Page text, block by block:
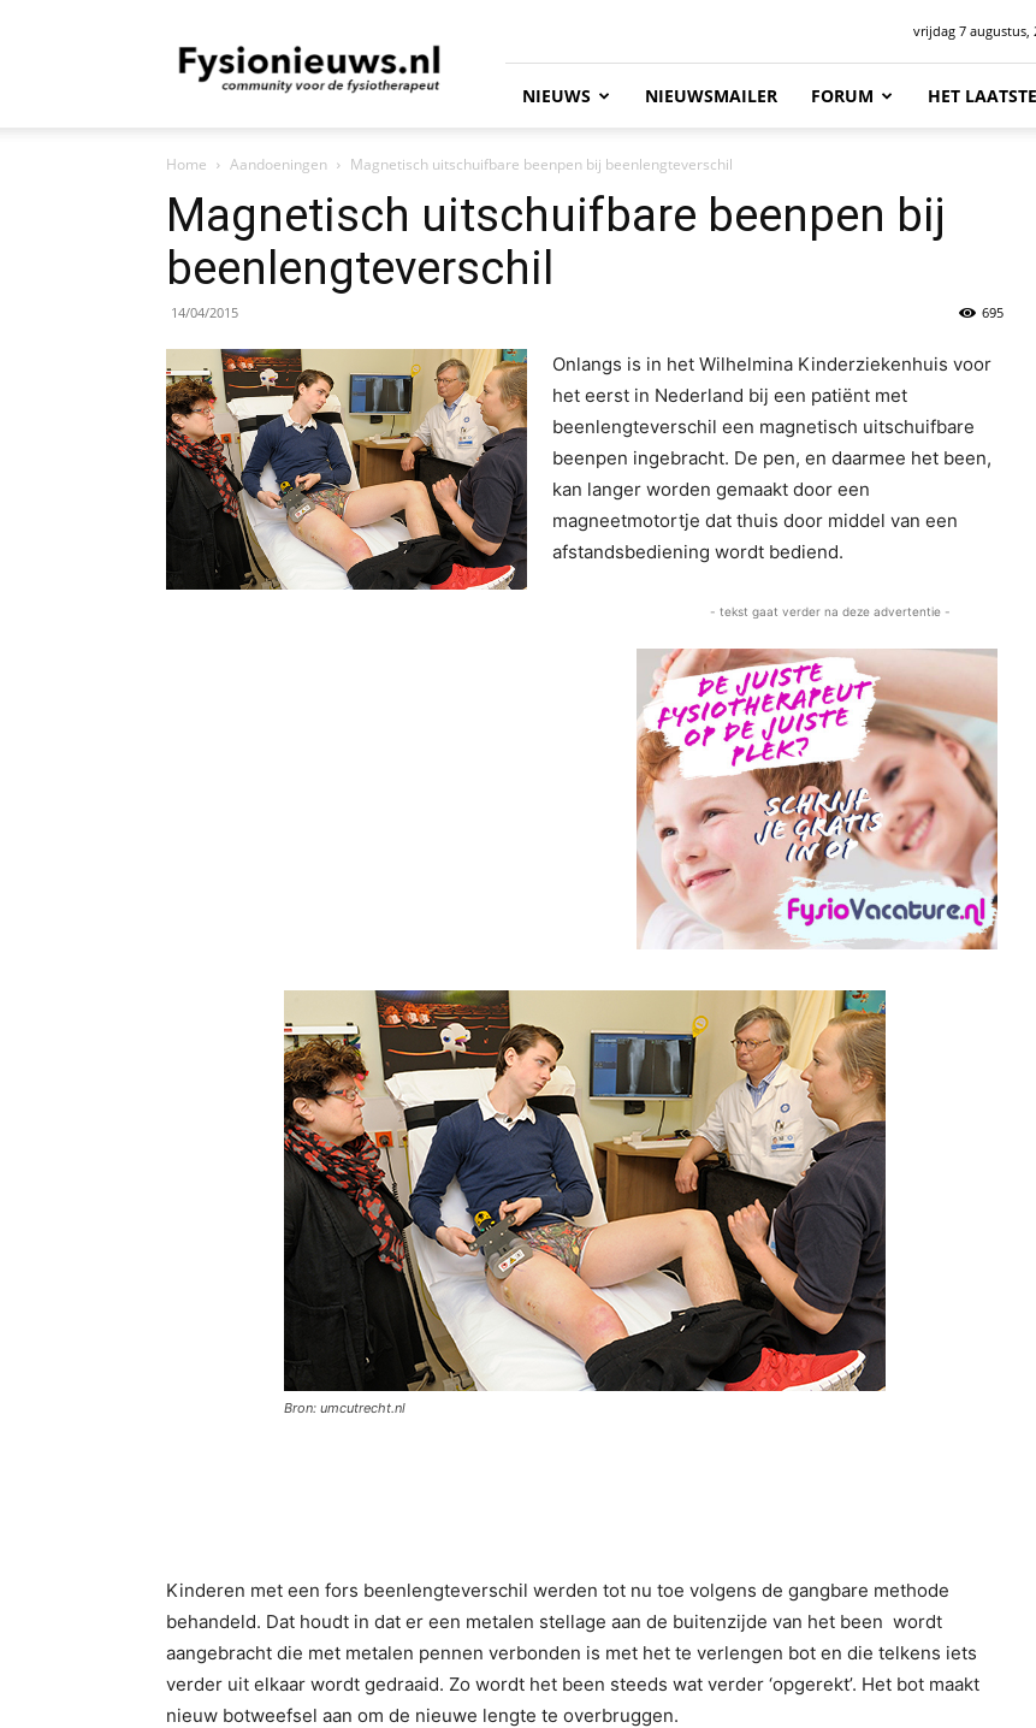
vrijdag 7 augustus,
NIEUWS NIEUWSMAILER FORUM HET
Home Aandoeningen Magnetisch uitschuifbare beenpen bij beenlengteverschil
Magnetisch uitschuifbare beenpen bij
beenlengteverschil
14/04/2015 695
Onlangs is in het Wilhelmina Kinderziekenhuis voor
het eerst in Nederland bij een patiënt met
beenlengteverschil een magnetisch uitschuifbare
beenpen ingebracht. De pen, en daarmee het been,
kan langer worden gemaakt door een
magneetmotortje dat thuis door middel van een
afstandsbediening wordt bediend.
- tekst gaat verder na deze advertentie -
Bron: umcutrecht.nl
Kinderen met een fors beenlengteverschil werden tot nu toe volgens de gangbare methode
behandeld. Dat houdt in dat er een metalen stellage aan de buitenzijde van het been wordt
aangebracht die met metalen pennen verbonden is met het te verlengen bot en die telkens iets
verder uit elkaar wordt gedraaid. Zo wordt het been steeds wat verder ‘opgerekt’. Het bot maakt
nieuw botweefsel aan om de nieuwe lengte te overbruggen.